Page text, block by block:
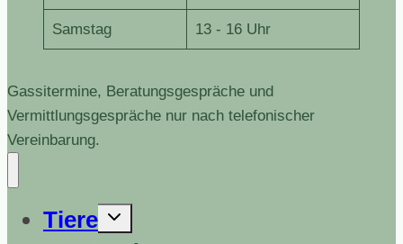
Samstag 13 - 16 Uhr
Gassitermine, Beratungsgespräche und
Vermittlungsgespräche nur nach telefonischer
Vereinbarung.
Tiere
Untermenü